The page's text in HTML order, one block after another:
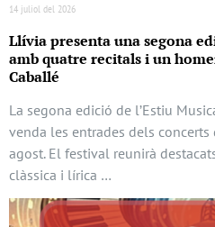
14 juliol del 2026
Llívia presenta una segona
amb quatre recitals i un
Caballé
La segona edició de l’Estiu
venda les entrades dels
agost. El festival reunirà
clàssica i lírica …